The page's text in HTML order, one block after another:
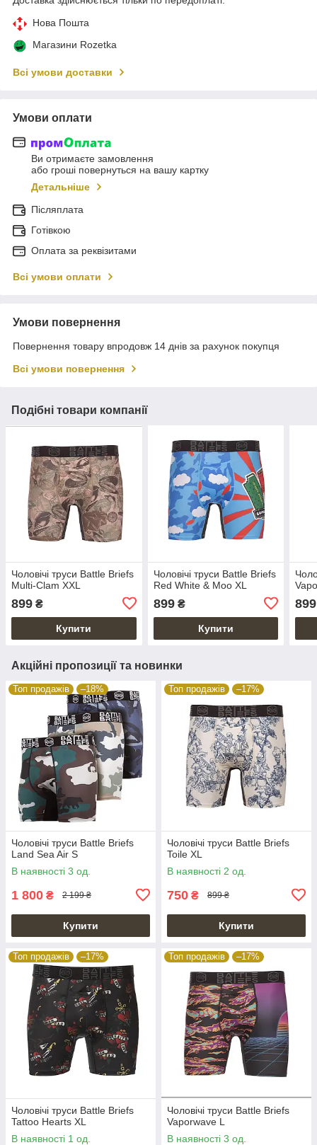
Нова Пошта
Магазини Rozetka
Всі умови доставки
Умови оплати
Ви отримаєте замовлення
або гроші повернуться на вашу картку
Детальніше
Післяплата
Готівкою
Оплата за реквізитами
Всі умови оплати
Умови повернення
Повернення товару впродовж 14 днів за рахунок покупця
Всі умови повернення
Подібні товари компанії
Чоловічі труси Battle Briefs
Multi-Clam XXL
899 ₴
Купити
Чоловічі труси Battle Briefs
Red White & Moo XL
899₴
Купити
899
Акційні пропозиції та новинки
Топ продажів –18%
Чоловічі труси Battle Briefs
Land Sea Air S
В наявності 3 од.
1 800 ₴ 2 199 ₴
Купити
Топ продажів –17%
Чоловічі труси Battle Briefs
Toile XL
В наявності 2 од.
750 ₴ 899 ₴
Купити
Топ продажів –17%
Чоловічі труси Battle Briefs
Tattoo Hearts XL
В наявності 1 од.
Топ продажів –17%
Чоловічі труси Battle Briefs
Vaporwave L
В наявності 3 од.